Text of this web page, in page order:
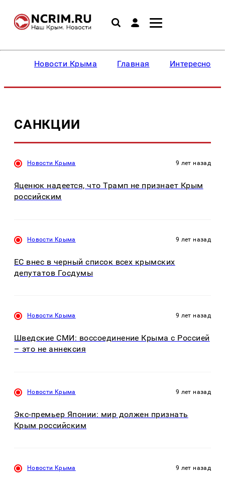
Новости Крыма Главная Интересное
САНКЦИИ
Новости Крыма 9 лет назад
Яценюк надеется, что Трамп не признает Крым
российским
Новости Крыма 9 лет назад
ЕС внес в черный список всех крымских
депутатов Госдумы
Новости Крыма 9 лет назад
Шведские СМИ: воссоединение Крыма с Россией
– это не аннексия
Новости Крыма 9 лет назад
Экс-премьер Японии: мир должен признать
Крым российским
Новости Крыма 9 лет назад